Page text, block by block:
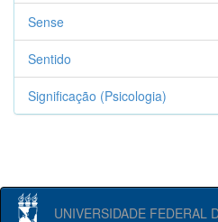
Sense
Sentido
Significação (Psicologia)
UNIVERSIDADE FEDERAL